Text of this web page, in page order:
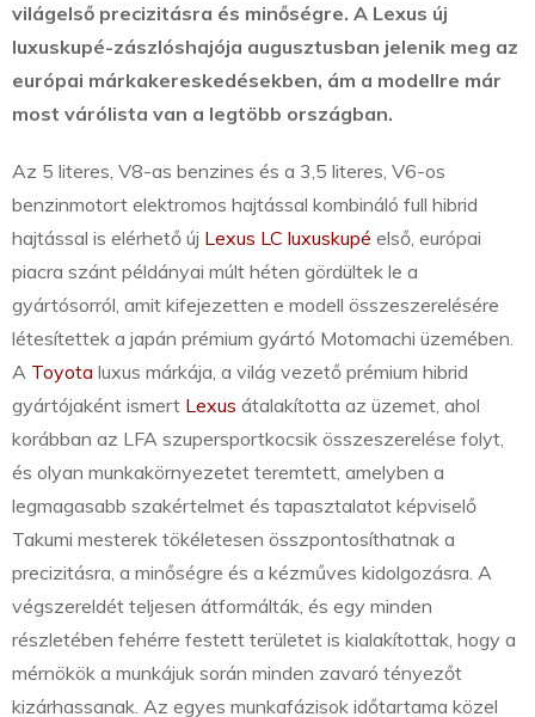
világelső precizitásra és minőségre. A Lexus új
luxuskupé-zászlóshajója augusztusban jelenik meg az
európai márkakereskedésekben, ám a modellre már
most várólista van a legtöbb országban.
Az 5 literes, V8-as benzines és a 3,5 literes, V6-os
benzinmotort elektromos hajtással kombináló full hibrid
hajtással is elérhető új Lexus LC luxuskupé első, európai
piacra szánt példányai múlt héten gördültek le a
gyártósorról, amit kifejezetten e modell összeszerelésére
létesítettek a japán prémium gyártó Motomachi üzemében.
A Toyota luxus márkája, a világ vezető prémium hibrid
gyártójaként ismert Lexus átalakította az üzemet, ahol
korábban az LFA szupersportkocsik összeszerelése folyt,
és olyan munkakörnyezetet teremtett, amelyben a
legmagasabb szakértelmet és tapasztalatot képviselő
Takumi mesterek tökéletesen összpontosíthatnak a
precizitásra, a minőségre és a kézműves kidolgozásra. A
végszereldét teljesen átformálták, és egy minden
részletében fehérre festett területet is kialakítottak, hogy a
mérnökök a munkájuk során minden zavaró tényezőt
kizárhassanak. Az egyes munkafázisok időtartama közel